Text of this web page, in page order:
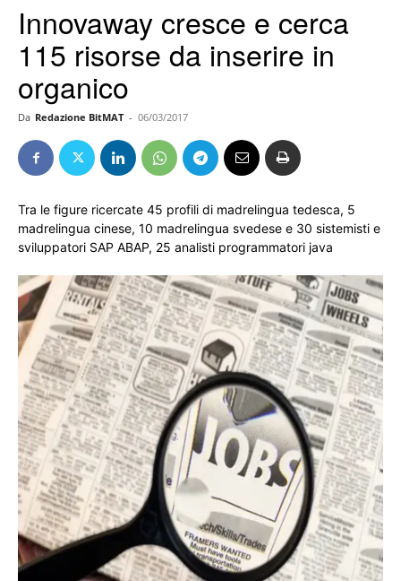
Innovaway cresce e cerca
115 risorse da inserire in
organico
Da Redazione BitMAT - 06/03/2017
Tra le figure ricercate 45 profili di madrelingua tedesca, 5
madrelingua cinese, 10 madrelingua svedese e 30 sistemisti e
sviluppatori SAP ABAP, 25 analisti programmatori java